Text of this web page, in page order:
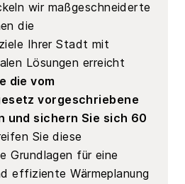
wir maßgeschneiderte
die
Ihrer Stadt mit
Lösungen erreicht
die vom
vorgeschriebene
und sichern Sie sich 60
Sie diese
Grundlagen für eine
effiziente Wärmeplanung